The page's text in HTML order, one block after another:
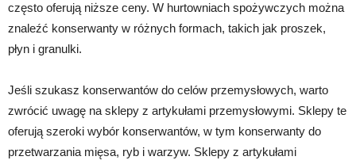
często oferują niższe ceny. W hurtowniach spożywczych można
znaleźć konserwanty w różnych formach, takich jak proszek,
płyn i granulki.
Jeśli szukasz konserwantów do celów przemysłowych, warto
zwrócić uwagę na sklepy z artykułami przemysłowymi. Sklepy te
oferują szeroki wybór konserwantów, w tym konserwanty do
przetwarzania mięsa, ryb i warzyw. Sklepy z artykułami